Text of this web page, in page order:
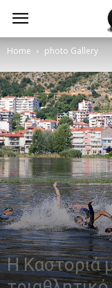
Home photo Gallery
Η Καστοριά